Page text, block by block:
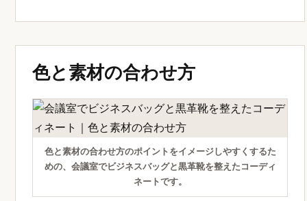
色と素材の合わせ方
色と素材の合わせ方のポイントをイメージしやすくするた
めの、会議室でビジネスバッグと黒革靴を整えたコーディ
ネートです。